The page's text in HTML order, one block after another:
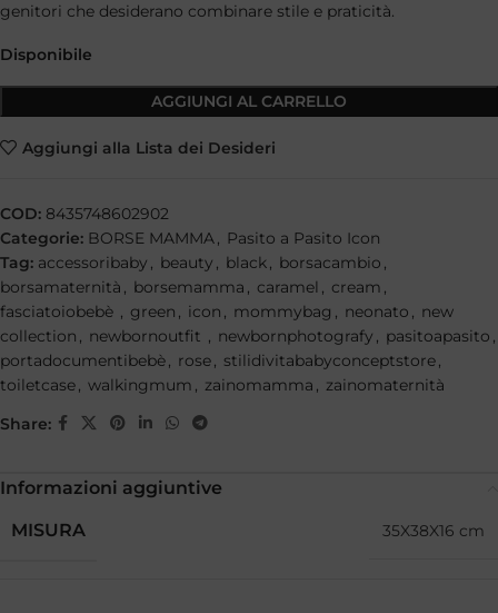
genitori che desiderano combinare stile e praticità.
Disponibile
AGGIUNGI AL CARRELLO
Aggiungi alla Lista dei Desideri
COD: 8435748602902
Categorie: BORSE MAMMA, Pasito a Pasito Icon
Tag: accessoribaby , beauty , black, borsacambio ,
borsamaternità , borsemamma , caramel , cream ,
fasciatoiobebè , green , icon , mommybag , neonato , new
collection , newbornoutfit , newbornphotografy , pasitoapasito ,
portadocumentibebè, rose, stilidivitababyconceptstore,
toiletcase, walkingmum , zainomamma , zainomaternità
Share:
Informazioni aggiuntive
MISURA
35X38X16 cm